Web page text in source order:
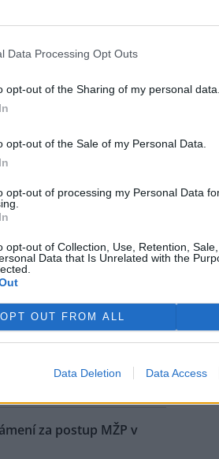
Data Processing Opt Outs
opt-out of the Sharing of my personal data.
opt-out of the Sale of my Personal Data.
opt-out of processing my Personal Data
opt-out of Collection, Use, Retention,
Data that Is Unrelated with the
OPT OUT FROM ALL
Data Deletion Data Access
Škoda Auto zahájila ve
hlavním závodě v Mladé
sériovou výrobu nového
Jde o největší vůz v
automobilka přijala
informací Škoda
trhu začínat na 1,15
na přelomu roku.
níž, než bývá v létě
vodní nádrže Vír na
je oproti běžnému stavu v
asi o osm metrů. Z vody už
i kamenné obruby kdysi
cesty. Nádrž je ale pořád
do vodáren, i když je letošní
řekl ČTK vedoucí hrázný
za postup MŽP v